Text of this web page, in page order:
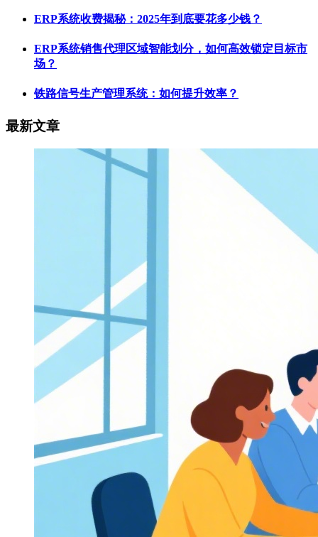
ERP系统收费揭秘：2025年到底要花多少钱？
ERP系统销售代理区域智能划分，如何高效锁定目标市
场？
铁路信号生产管理系统：如何提升效率？
最新文章